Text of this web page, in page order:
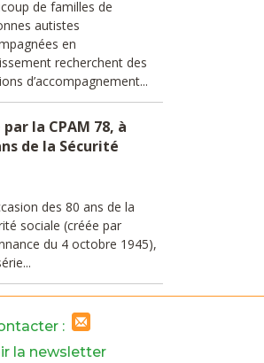
de familles de
autistes
en
recherchent des
d’accompagnement...
la CPAM 78, à
de la Sécurité
des 80 ans de la
sociale (créée par
du 4 octobre 1945),
:
la newsletter